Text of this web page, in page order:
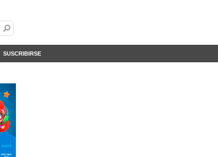
SUSCRIBIRSE